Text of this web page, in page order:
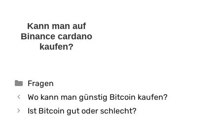
Kann man auf
Binance cardano
kaufen?
Kategorien
Fragen
Wo kann man günstig Bitcoin kaufen?
Ist Bitcoin gut oder schlecht?